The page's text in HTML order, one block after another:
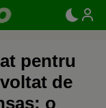
pentru
de
o